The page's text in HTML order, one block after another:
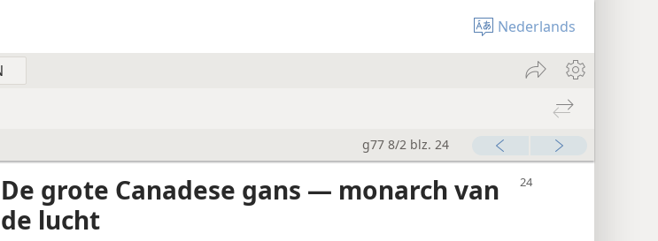
Nederlands
g77 8/2 blz. 24
De grote Canadese gans — monarch van
de lucht